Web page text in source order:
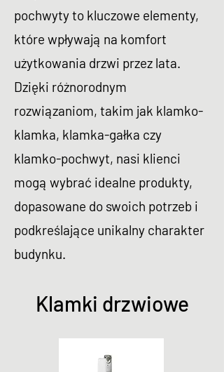
pochwyty to kluczowe elementy,
które wpływają na komfort
użytkowania drzwi przez lata.
Dzięki różnorodnym
rozwiązaniom, takim jak klamko-
klamka, klamka-gałka czy
klamko-pochwyt, nasi klienci
mogą wybrać idealne produkty,
dopasowane do swoich potrzeb i
podkreślające unikalny charakter
budynku.
Klamki drzwiowe